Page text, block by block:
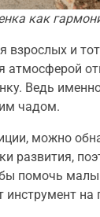
как
взрослых и
атмосферой
Ведь
чадом.
можно
развития,
помочь
инструмент